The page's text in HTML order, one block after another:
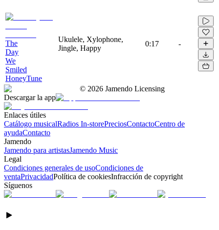
The
Day
We
Smiled
HoneyTune
Ukulele, Xylophone,
Jingle, Happy
0:17 -
© 2026 Jamendo Licensing
Descargar la app
Enlaces útiles
Catálogo musicalRadios In-storePreciosContactoCentro de
ayudaContacto
Jamendo
Jamendo para artistasJamendo Music
Legal
Condiciones generales de usoCondiciones de
ventaPrivacidadPolítica de cookiesInfracción de copyright
Síguenos